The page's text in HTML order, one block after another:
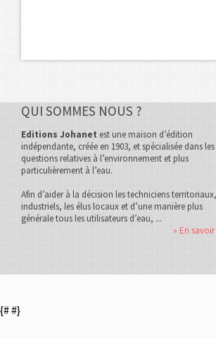
QUI SOMMES NOUS ?
Editions Johanet est une maison d’édition
indépendante, créée en 1903, et spécialisée dans les
questions relatives à l’environnement et plus
particulièrement à l’eau.
Afin d’aider à la décision les techniciens
industriels, les élus locaux et d’une manière plus
générale tous les utilisateurs d’eau, ...
» En
{##}